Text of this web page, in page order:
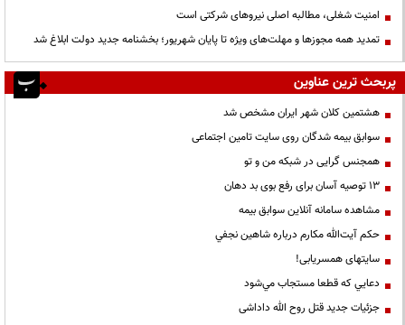
‌امنیت شغلی، مطالبه اصلی نیروهای شرکتی است
تمدید همه مجوزها و مهلت‌های ویژه تا پایان شهریور؛ بخشنامه جدید دولت ابلاغ شد
پربحث ترین عناوین
هشتمین کلان شهر ایران مشخص شد
سوابق بیمه شدگان روی سایت تامین اجتماعی
همجنس گرایی در شبکه من و تو
13 توصیه آسان برای رفع بوی بد دهان
مشاهده سامانه آنلاين سوابق بیمه
حكم آيت‌الله مكارم درباره شاهين نجفي
سایتهای همسریابی!
دعايي كه قطعا مستجاب مي‌شود
جزئیات جدید قتل روح الله داداشی